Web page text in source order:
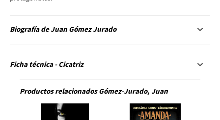
Biografía de Juan Gómez Jurado
Ficha técnica - Cicatriz
Productos relacionados Gómez-Jurado, Juan